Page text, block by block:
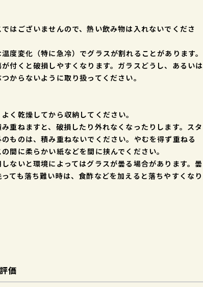
ではございませんので、熱い飲み物は入れないでくださ
度変化（特に急冷）でグラスが割れることがあります。
が付くと破損しやすくなります。ガラスどうし、あるいは
からないように取り扱ってください。
よく乾燥してから収納してください。
み重ねますと、破損したり外れなくなったりします。スタ
ものは、積み重ねないでください。やむを得ず重ねる
間に柔らかい紙などを間に挟んでください。
しないと環境によってはグラスが曇る場合があります。曇
っても落ち難い時は、食酢などを加えると落ちやすくなり
価